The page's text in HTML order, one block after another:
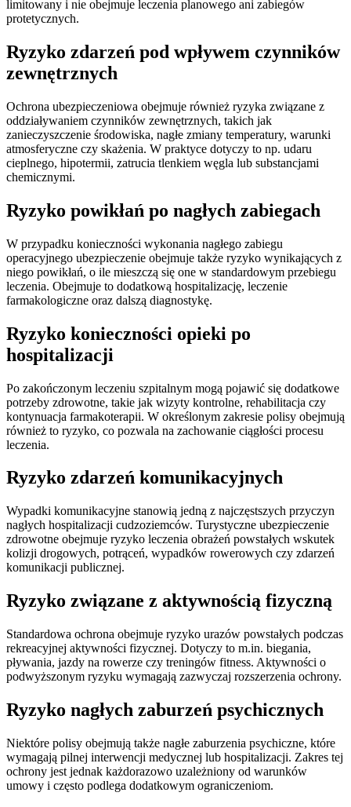
limitowany i nie obejmuje leczenia planowego ani zabiegów
protetycznych.
Ryzyko zdarzeń pod wpływem czynników
zewnętrznych
Ochrona ubezpieczeniowa obejmuje również ryzyka związane z
oddziaływaniem czynników zewnętrznych, takich jak
zanieczyszczenie środowiska, nagłe zmiany temperatury, warunki
atmosferyczne czy skażenia. W praktyce dotyczy to np. udaru
cieplnego, hipotermii, zatrucia tlenkiem węgla lub substancjami
chemicznymi.
Ryzyko powikłań po nagłych zabiegach
W przypadku konieczności wykonania nagłego zabiegu
operacyjnego ubezpieczenie obejmuje także ryzyko wynikających z
niego powikłań, o ile mieszczą się one w standardowym przebiegu
leczenia. Obejmuje to dodatkową hospitalizację, leczenie
farmakologiczne oraz dalszą diagnostykę.
Ryzyko konieczności opieki po
hospitalizacji
Po zakończonym leczeniu szpitalnym mogą pojawić się dodatkowe
potrzeby zdrowotne, takie jak wizyty kontrolne, rehabilitacja czy
kontynuacja farmakoterapii. W określonym zakresie polisy obejmują
również to ryzyko, co pozwala na zachowanie ciągłości procesu
leczenia.
Ryzyko zdarzeń komunikacyjnych
Wypadki komunikacyjne stanowią jedną z najczęstszych przyczyn
nagłych hospitalizacji cudzoziemców. Turystyczne ubezpieczenie
zdrowotne obejmuje ryzyko leczenia obrażeń powstałych wskutek
kolizji drogowych, potrąceń, wypadków rowerowych czy zdarzeń
komunikacji publicznej.
Ryzyko związane z aktywnością fizyczną
Standardowa ochrona obejmuje ryzyko urazów powstałych podczas
rekreacyjnej aktywności fizycznej. Dotyczy to m.in. biegania,
pływania, jazdy na rowerze czy treningów fitness. Aktywności o
podwyższonym ryzyku wymagają zazwyczaj rozszerzenia ochrony.
Ryzyko nagłych zaburzeń psychicznych
Niektóre polisy obejmują także nagłe zaburzenia psychiczne, które
wymagają pilnej interwencji medycznej lub hospitalizacji. Zakres tej
ochrony jest jednak każdorazowo uzależniony od warunków
umowy i często podlega dodatkowym ograniczeniom.